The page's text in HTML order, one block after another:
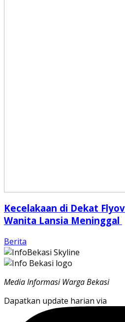
Kecelakaan di Dekat
Wanita Lansia Meninggal
Berita
Media Informasi Warga Bekasi
Dapatkan update harian via